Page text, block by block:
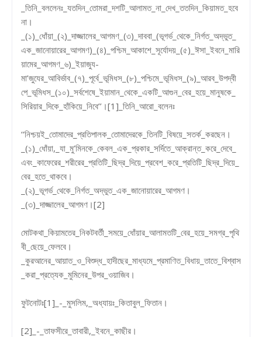
_তিনি_বললেনঃ_যতদিন_তোমরা_দশটি_আলামত_না_দেখ_ততদিন_কিয়ামত_হবে
না।
_(১)_ধোঁয়া_(২)_দাজ্জালের_আগমণ_(৩)_দাববা_(ভূগর্ভ_থেকে_নির্গত_অদ্ভুত_
এক_জানোয়ারের_আগমণ)_(৪)_পশ্চিম_আকাশে_সূর্যোদয়_(৫)_ঈসা_ইবনে_মারি
য়ামের_আগমণ_৬)_ইয়াজুয-
মা’জুযের_আবির্ভাব_(৭)_পূর্বে_ভূমিধস_(৮)_পশ্চিমে_ভূমিধস_(৯)_আরব_উপদ্বী
পে_ভূমিধস_(১০)_সর্বশেষে_ইয়ামান_থেকে_একটি_আগুন_বের_হয়ে_মানুষকে_
সিরিয়ার_দিকে_হাঁকিয়ে_নিবে’’।[1]_তিনি_আরো_বলেনঃ
‘‘নিশ্চয়ই_তোমাদের_প্রতিপালক_তোমাদেরকে_তিনটি_বিষয়ে_সতর্ক_করছেন।
_(১)_ধোঁয়া,_যা_মু’মিনকে_কেবল_এক_প্রকার_সর্দিতে_আক্রান্ত_করে_দেবে_
এবং_কাফেরের_শরীরের_প্রতিটি_ছিদ্র_দিয়ে_প্রবেশ_করে_প্রতিটি_ছিদ্র_দিয়ে_
বের_হতে_থাকবে।
_(২)_ভূগর্ভ_থেকে_নির্গত_অদ্ভুত_এক_জানোয়ারের_আগমণ।
_(৩)_দাজ্জালের_আগমণ।[2]
মোটকথা_কিয়ামতের_নিকটবর্তী_সময়ে_ধোঁয়ার_আলামতটি_বের_হয়ে_সমগ্র_পৃথি
বী_ছেয়ে_ফেলবে।
_কুরআনের_আয়াত_ও_বিশুদ্ধ_হাদীছের_মাধ্যমে_প্রমাণিত_বিধায়_তাতে_বিশ্বাস
_করা_প্রত্যেক_মুমিনের_উপর_ওয়াজিব।
ফুটনোটঃ[1]_-_মুসলিম,_অধ্যায়ঃ_কিতাবুল_ফিতান।
[2]_-_তাফসীরে_তাবারী,_ইবনে_কাছীর।